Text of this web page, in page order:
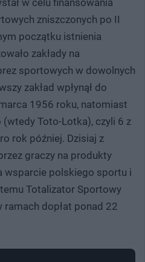
zniszczonych po II
początku istnienia
zakłady na
sportowych w dowolnych
zakład wpłynął do
1956 roku, natomiast
Toto-Lotka), czyli 6 z
rok później. Dzisiaj z
graczy na produkty
wsparcie polskiego sportu i
Totalizator Sportowy
ramach dopłat ponad 22